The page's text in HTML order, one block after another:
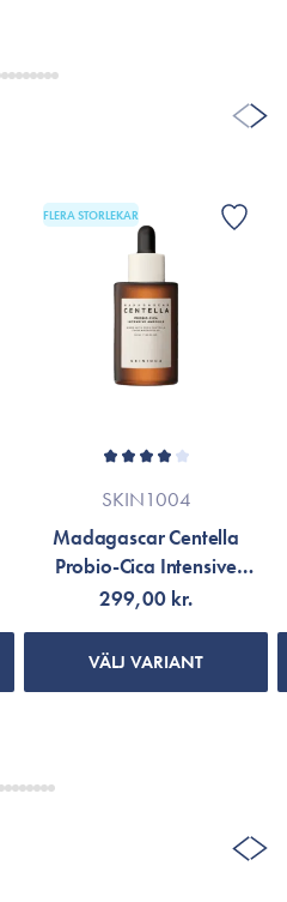
FLERA STORLEKAR
SKIN1004
Madagascar Centella
Probio-Cica Intensive
Ampoule
299,00 kr.
VÄLJ VARIANT